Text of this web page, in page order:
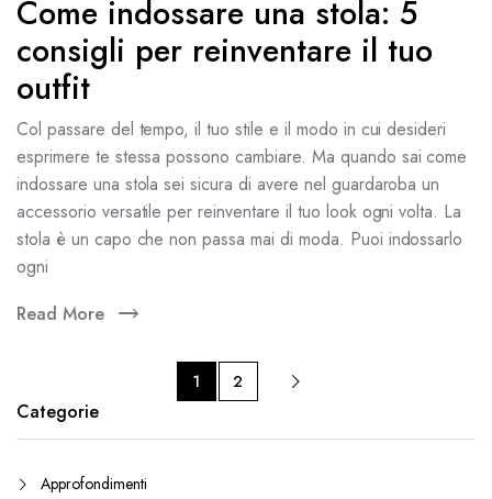
Come indossare una stola: 5
consigli per reinventare il tuo
outfit
Col passare del tempo, il tuo stile e il modo in cui desideri
esprimere te stessa possono cambiare. Ma quando sai come
indossare una stola sei sicura di avere nel guardaroba un
accessorio versatile per reinventare il tuo look ogni volta. La
stola è un capo che non passa mai di moda. Puoi indossarlo
ogni
Read More
1 2
Categorie
Approfondimenti